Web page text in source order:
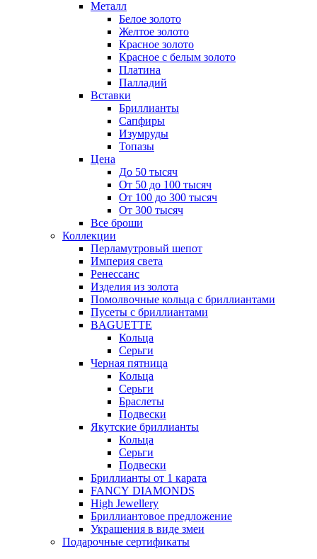
Металл
Белое золото
Желтое золото
Красное золото
Красное с белым золото
Платина
Палладий
Вставки
Бриллианты
Сапфиры
Изумруды
Топазы
Цена
До 50 тысяч
От 50 до 100 тысяч
От 100 до 300 тысяч
От 300 тысяч
Все броши
Коллекции
Перламутровый шепот
Империя света
Ренессанс
Изделия из золота
Помолвочные кольца с бриллиантами
Пусеты с бриллиантами
BAGUETTE
Кольца
Серьги
Черная пятница
Кольца
Серьги
Браслеты
Подвески
Якутские бриллианты
Кольца
Серьги
Подвески
Бриллианты от 1 карата
FANCY DIAMONDS
High Jewellery
Бриллиантовое предложение
Украшения в виде змеи
Подарочные сертификаты